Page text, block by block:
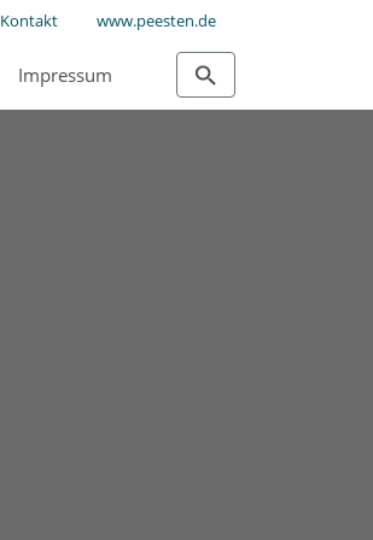
Kontakt www.peesten.de
Impressum